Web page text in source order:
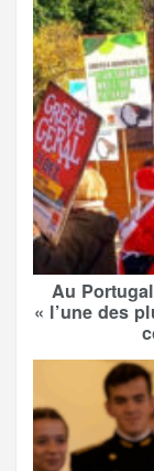
Au
« l’une des